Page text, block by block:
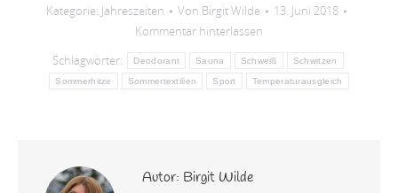
Kategorie: Jahreszeiten Von Birgit Wilde
13. Juni 2018
Kommentar hinterlassen
Schlagwörter:
Deodorant Sauna Schweiß Schwitzen
Sommerhitze Sommertextilien Sport Temperaturausgleich
Autor: Birgit Wilde